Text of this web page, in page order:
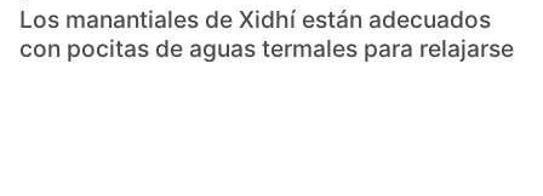
Los manantiales de Xidhí están adecuados
con pocitas de aguas termales para relajarse